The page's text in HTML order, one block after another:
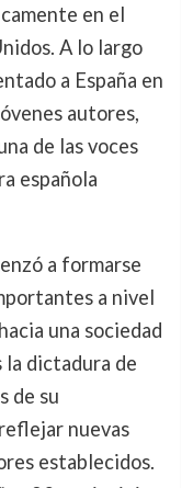
en el
A lo largo
a España en
autores,
de las voces
española
a formarse
a nivel
una sociedad
la dictadura de
de su
nuevas
establecidos.